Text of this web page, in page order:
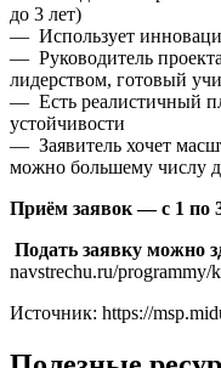
до 3 лет)
— Использует
— Руководитель
лидерством, готовый
— Есть реалистичный
устойчивости
— Заявитель хочет
можно большему числу
Приём заявок — с 1 по
Подать заявку можно
navstrechu.ru/programmy/
Источник: https://